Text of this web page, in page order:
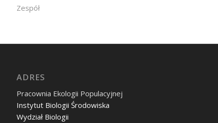
Zespół
ADRES
Pracownia Ekologii Populacyjnej
Instytut Biologii Środowiska
Wydział Biologii